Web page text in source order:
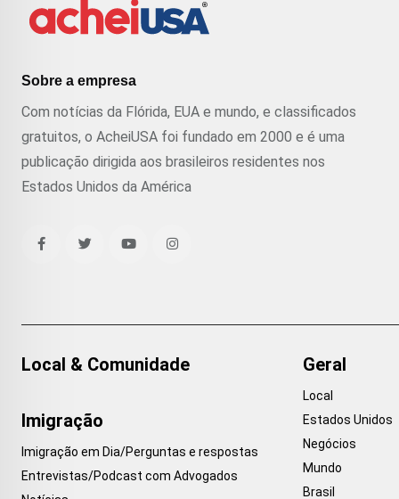
Sobre a empresa
Com notícias da Flórida, EUA e mundo, e classificados
gratuitos, o AcheiUSA foi fundado em 2000 e é uma
publicação dirigida aos brasileiros residentes nos
Estados Unidos da América
Local & Comunidade
Imigração
Imigração em Dia/Perguntas e respostas
Entrevistas/Podcast com Advogados
Geral
Local
Estados Unidos
Negócios
Mundo
Brasil